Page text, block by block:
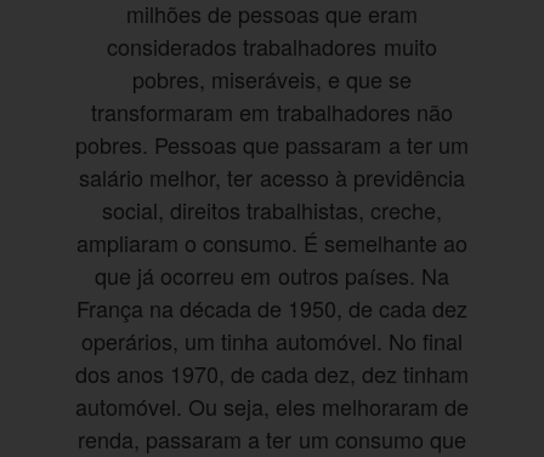
milhões de pessoas que eram
considerados trabalhadores muito
pobres, miseráveis, e que se
transformaram em trabalhadores não
pobres. Pessoas que passaram a ter um
salário melhor, ter acesso à previdência
social, direitos trabalhistas, creche,
ampliaram o consumo. É semelhante ao
que já ocorreu em outros países. Na
França na década de 1950, de cada dez
operários, um tinha automóvel. No final
dos anos 1970, de cada dez, dez tinham
automóvel. Ou seja, eles melhoraram de
renda, passaram a ter um consumo que